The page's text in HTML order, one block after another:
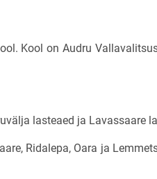
Kool on Audru
lasteaed ja Lavassaare
Ridalepa, Oara ja